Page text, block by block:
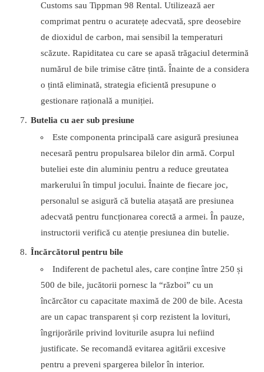
Customs sau Tippman 98 Rental. Utilizează aer
comprimat pentru o acuratețe adecvată, spre deosebire
de dioxidul de carbon, mai sensibil la temperaturi
scăzute. Rapiditatea cu care se apasă trăgaciul determină
numărul de bile trimise către țintă. Înainte de a considera
o țintă eliminată, strategia eficientă presupune o
gestionare rațională a muniției.
Butelia cu aer sub presiune
Este componenta principală care asigură presiunea
necesară pentru propulsarea bilelor din armă. Corpul
buteliei este din aluminiu pentru a reduce greutatea
markerului în timpul jocului. Înainte de fiecare joc,
personalul se asigură că butelia atașată are presiunea
adecvată pentru funcționarea corectă a armei. În pauze,
instructorii verifică cu atenție presiunea din butelie.
Încărcătorul pentru bile
Indiferent de pachetul ales, care conține între 250 și
500 de bile, jucătorii pornesc la “război” cu un
încărcător cu capacitate maximă de 200 de bile. Acesta
are un capac transparent și corp rezistent la lovituri,
îngrijorările privind loviturile asupra lui nefiind
justificate. Se recomandă evitarea agitării excesive
pentru a preveni spargerea bilelor în interior.